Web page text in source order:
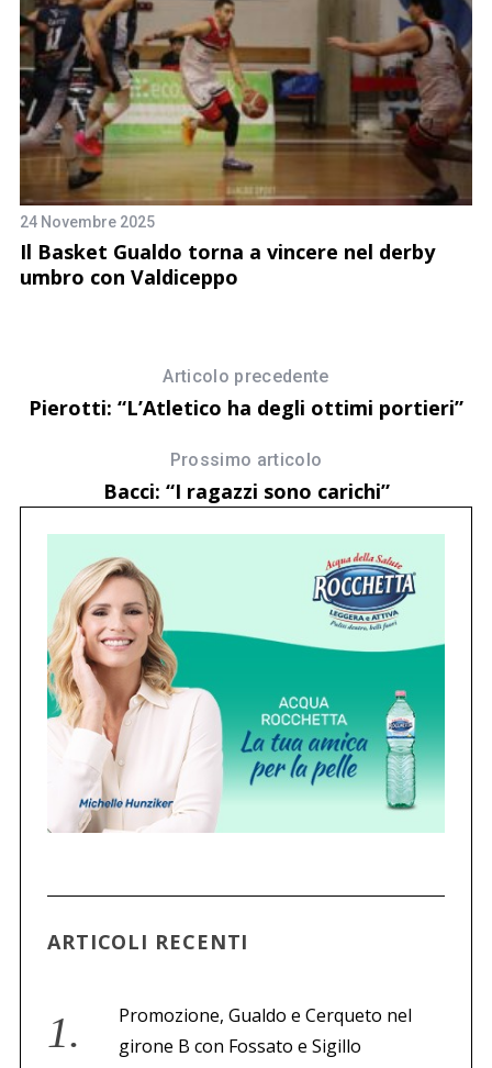
24 Novembre 2025
Il Basket Gualdo torna a vincere nel derby
umbro con Valdiceppo
Articolo precedente
Pierotti: “L’Atletico ha degli ottimi portieri”
Prossimo articolo
Bacci: “I ragazzi sono carichi”
ARTICOLI RECENTI
Promozione, Gualdo e Cerqueto nel
girone B con Fossato e Sigillo